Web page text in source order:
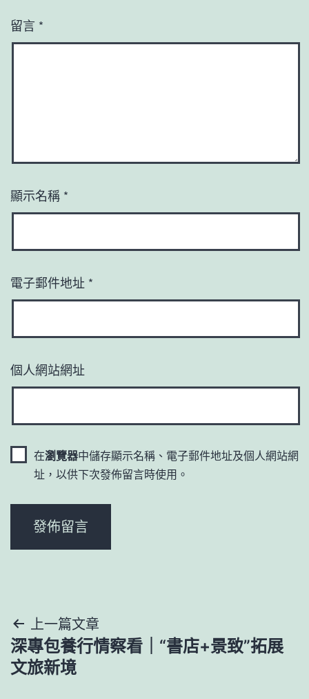
留言 *
顯示名稱 *
電子郵件地址 *
個人網站網址
在瀏覽器中儲存顯示名稱、電子郵件地址及個人網站網
址，以供下次發佈留言時使用。
文
章
上一篇文章
深專包養行情察看｜“書店+景致”拓展
文旅新境